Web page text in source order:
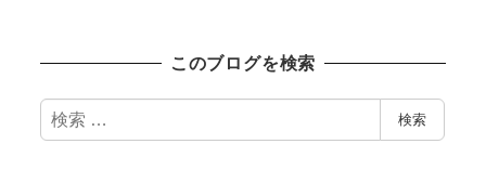
このブログを検索
検
索
検索